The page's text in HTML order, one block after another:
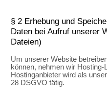
§ 2 Erhebung und
Daten bei Aufruf unserer
Dateien)
Um unserer Website
können, nehmen wir
Hostinganbieter wird als
28 DSGVO tätig.